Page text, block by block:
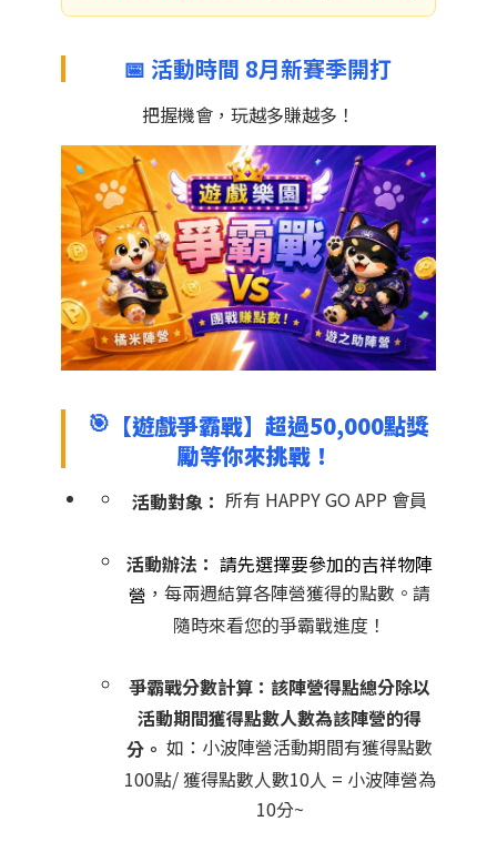
📅 活動時間 8月新賽季開打
把握機會，玩越多賺越多！
🎯 【遊戲爭霸戰】超過50,000點獎
勵等你來挑戰！
活動對象： 所有 HAPPY GO APP 會員
活動辦法： 請先選擇要參加的吉祥物陣
營 ，每兩週結算各陣營獲得的點數。請
隨時來看您的爭霸戰進度！
爭霸戰分數計算：該陣營得點總分除以
活動期間獲得點數人數為該陣營的得
分。 如：小波陣營活動期間有獲得點數
100點/ 獲得點數人數10人 = 小波陣營為
10分~